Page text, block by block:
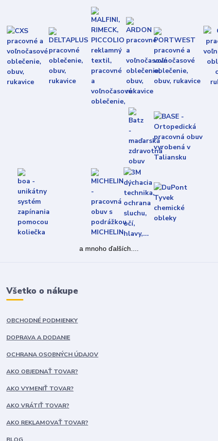
a mnoho ďalších....
Všetko o nákupe
OBCHODNÉ PODMIENKY
DOPRAVA A DODANIE
OCHRANA OSOBNÝCH ÚDAJOV
AKO OBJEDNAŤ TOVAR?
AKO VYMENIŤ TOVAR?
AKO VRÁTIŤ TOVAR?
AKO REKLAMOVAŤ TOVAR?
BLOG
stránky súhlasíte s ukladaním cookies.
Súhlas môžete odmietnuť